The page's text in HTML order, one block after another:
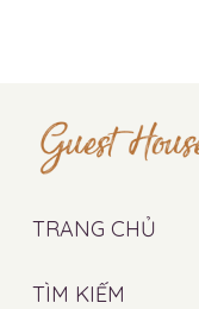
TRANG CHỦ
TÌM KIẾM